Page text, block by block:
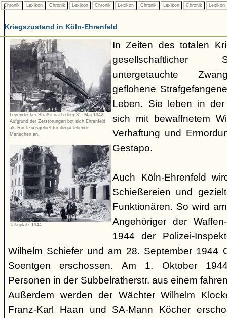
Chronik Lexikon Chronik Lexikon Chronik Lexikon Chronik Lexikon Chronik Lexikon
Kriegszustand in Köln-Ehrenfeld
Leyendecker Straße nach dem 31. Mai 1942:
Aufgrund der Zerstörungen bot sich Ehrenfeld
als Rückzugsgebiet für illegal lebende
Menschen an.
Takuplatz 1944
In Zeiten des totalen
gesellschaftlicher
untergetauchte
geflohene
Leben. Sie leben in
sich mit bewaffnetem
Verhaftung und
Gestapo.
Auch Köln-Ehrenfeld
Schießereien und
Funktionären. So wird
Angehöriger der
1944 der Polizei-
Wilhelm Schiefer und am 28. September 1944
Soentgen erschossen. Am 1. Oktober
Personen in der Subbelratherstr. aus einem
Außerdem werden der Wächter Wilhelm
Franz-Karl Haan und SA-Mann Köcher